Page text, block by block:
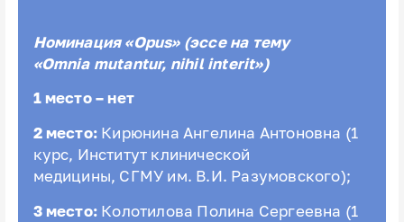
Номинация «Opus» (эссе на тему
«Omnia mutantur, nihil interit»)
1 место – нет
2 место: Кирюнина Ангелина Антоновна (1
курс, Институт клинической
медицины, СГМУ им. В.И. Разумовского);
3 место: Колотилова Полина Сергеевна (1